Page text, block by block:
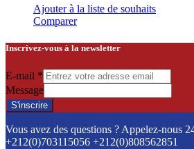
Ajouter à la liste de souhaits
Comparer
Inscrivez-vous à la newsletter
E-mail *
Message
S'inscrire
Vous avez des questions ? Appelez-nous
+212(0)703115056 +212(0)808562851